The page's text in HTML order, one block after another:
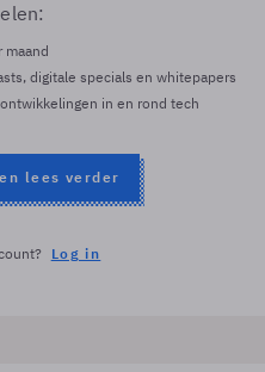
maand
digitale specials en whitepapers
in en rond tech
lees verder
Log in